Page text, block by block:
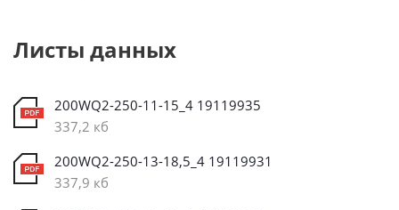
Листы данных
200WQ2-250-11-15_4 19119935
337,2 кб
200WQ2-250-13-18,5_4 19119931
337,9 кб